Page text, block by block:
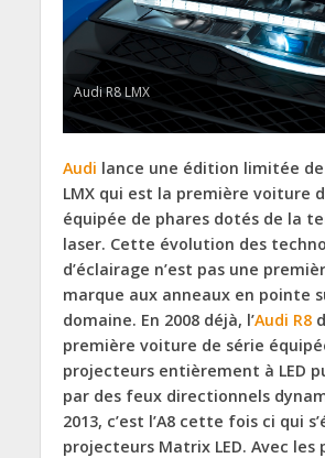
Audi R8 LMX
Audi lance une édition limitée de
LMX qui est la première voiture
équipée de phares dotés de la
laser. Cette évolution des
d’éclairage n’est pas une
marque aux anneaux en pointe
domaine. En 2008 déjà, l’Audi R8
première voiture de série
projecteurs entièrement à LED
par des feux directionnels
2013, c’est l’A8 cette fois ci qui
projecteurs Matrix LED. Avec les